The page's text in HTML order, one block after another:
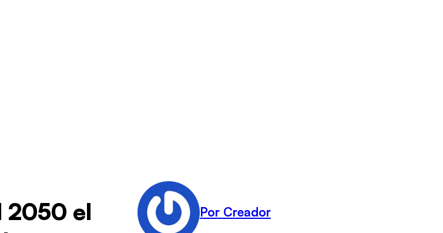
2050 el
Por Creador